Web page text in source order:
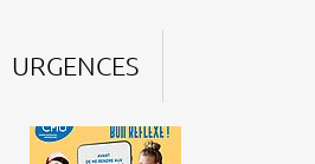
URGENCES